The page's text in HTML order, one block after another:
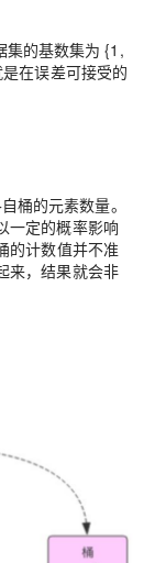
集的基数集为 {1,
在误差可接受的
桶的元素数量。
一定的概率影响
的计数值并不准
来，结果就会非